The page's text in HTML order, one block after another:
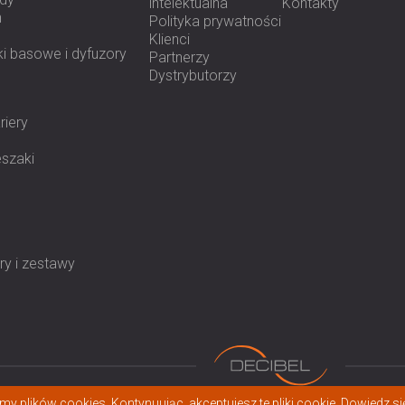
basowe i dyfuzory
i zestawy
Polityka prywatności
Klienci
Partnerzy
Dystrybutorzy